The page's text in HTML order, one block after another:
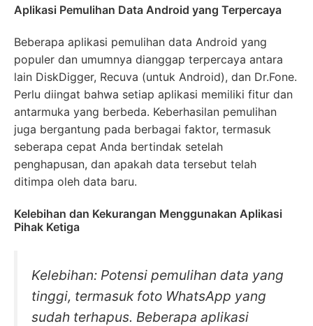
Aplikasi Pemulihan Data Android yang Terpercaya
Beberapa aplikasi pemulihan data Android yang
populer dan umumnya dianggap terpercaya antara
lain DiskDigger, Recuva (untuk Android), dan Dr.Fone.
Perlu diingat bahwa setiap aplikasi memiliki fitur dan
antarmuka yang berbeda. Keberhasilan pemulihan
juga bergantung pada berbagai faktor, termasuk
seberapa cepat Anda bertindak setelah
penghapusan, dan apakah data tersebut telah
ditimpa oleh data baru.
Kelebihan dan Kekurangan Menggunakan Aplikasi
Pihak Ketiga
Kelebihan: Potensi pemulihan data yang
tinggi, termasuk foto WhatsApp yang
sudah terhapus. Beberapa aplikasi